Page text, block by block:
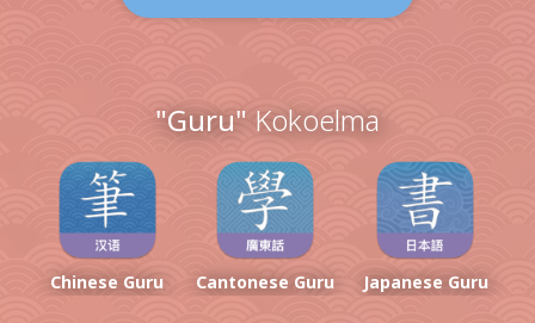
"Guru" Kokoelma
Chinese Guru Cantonese Guru Japanese Guru